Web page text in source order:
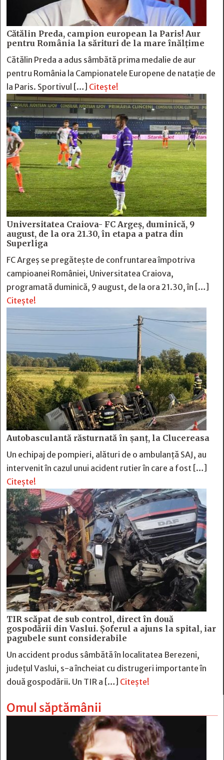
Cătălin Preda, campion european la Paris! Aur
pentru România la sărituri de la mare înălțime
Cătălin Preda a adus sâmbătă prima medalie de aur
pentru România la Campionatele Europene de natație de
la Paris. Sportivul […] Citește!
Universitatea Craiova- FC Argeș, duminică, 9
august, de la ora 21.30, în etapa a patra din
Superliga
FC Argeș se pregătește de confruntarea împotriva
campioanei României, Universitatea Craiova,
programată duminică, 9 august, de la ora 21.30, în […]
Citește!
Autobasculantă răsturnată în șanț, la Clucereasa
Un echipaj de pompieri, alături de o ambulanță SAJ, au
intervenit în cazul unui acident rutier în care a fost […]
Citește!
TIR scăpat de sub control, direct în două
gospodării din Vaslui. Șoferul a ajuns la spital, iar
pagubele sunt considerabile
Un accident produs sâmbătă în localitatea Berezeni,
județul Vaslui, s-a încheiat cu distrugeri importante în
două gospodării. Un TIR a […] Citește!
Omul săptămânii